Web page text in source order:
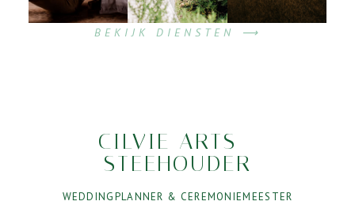
BEKIJK DIENSTEN ⟶
CILVIE ARTS -
STEEHOUDER
WEDDINGPLANNER & CEREMONIEMEESTER